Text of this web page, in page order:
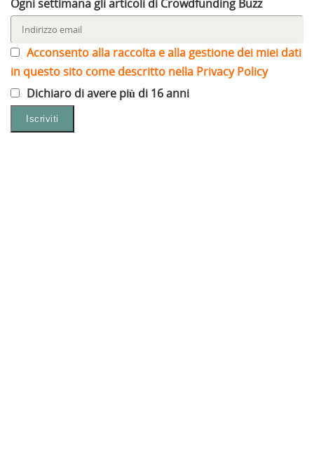
Ogni settimana gli articoli di Crowdfunding Buzz
Acconsento alla raccolta e alla gestione dei miei dati
in questo sito come descritto nella Privacy Policy
Dichiaro di avere più di 16 anni